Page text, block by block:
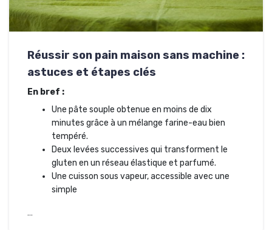
Réussir son pain maison sans machine :
astuces et étapes clés
En bref :
Une pâte souple obtenue en moins de dix
minutes grâce à un mélange farine-eau bien
tempéré.
Deux levées successives qui transforment le
gluten en un réseau élastique et parfumé.
Une cuisson sous vapeur, accessible avec une
simple
…